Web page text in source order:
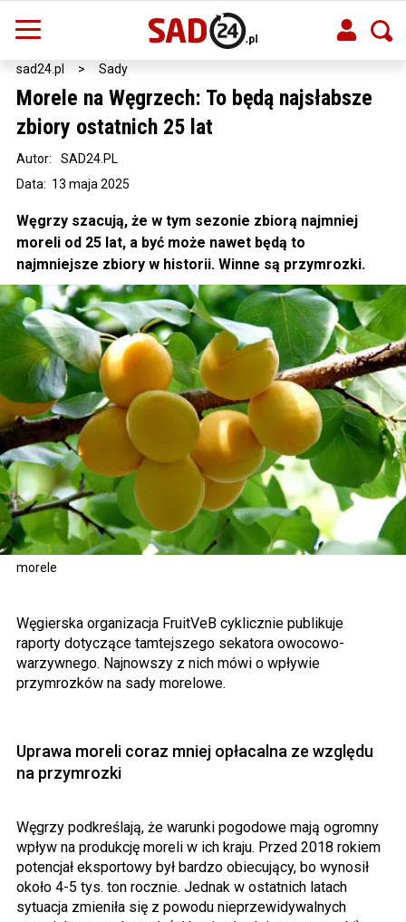
sad24.pl > Sady
morele
Morele na Węgrzech: To będą najsłabsze
zbiory ostatnich 25 lat
Data: 13 maja 2025
Autor: SAD24.PL
Węgrzy szacują, że w tym sezonie zbiorą najmniej
moreli od 25 lat, a być może nawet będą to
najmniejsze zbiory w historii. Winne są przymrozki.
Węgierska organizacja FruitVeB cyklicznie publikuje
raporty dotyczące tamtejszego sekatora owocowo-
warzywnego. Najnowszy z nich mówi o wpływie
przymrozków na sady morelowe.
Uprawa moreli coraz mniej opłacalna ze względu
na przymrozki
Węgrzy podkreślają, że warunki pogodowe mają ogromny
wpływ na produkcję moreli w ich kraju. Przed 2018 rokiem
potencjał eksportowy był bardzo obiecujący, bo wynosił
około 4-5 tys. ton rocznie. Jednak w ostatnich latach
sytuacja zmieniła się z powodu nieprzewidywalnych